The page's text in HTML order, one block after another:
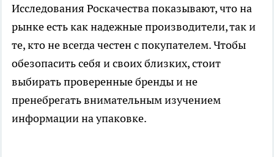
Исследования Роскачества показывают, что на
рынке есть как надежные производители, так и
те, кто не всегда честен с покупателем. Чтобы
обезопасить себя и своих близких, стоит
выбирать проверенные бренды и не
пренебрегать внимательным изучением
информации на упаковке.